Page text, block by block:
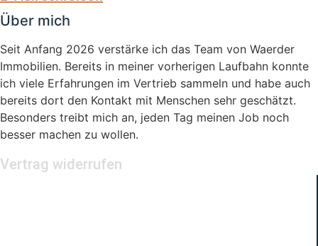
Über mich
Seit Anfang 2026 verstärke ich das Team von Waerder
Immobilien. Bereits in meiner vorherigen Laufbahn konnte
ich viele Erfahrungen im Vertrieb sammeln und habe auch
bereits dort den Kontakt mit Menschen sehr geschätzt.
Besonders treibt mich an, jeden Tag meinen Job noch
besser machen zu wollen.
Vertrag widerrufen